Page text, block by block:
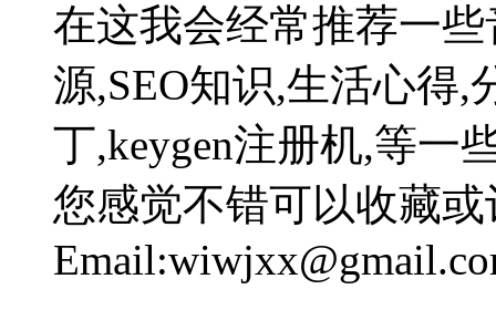
在这我会经常推荐一
源,SEO知识,生活心得,
丁,keygen注册机,等一
您感觉不错可以收藏